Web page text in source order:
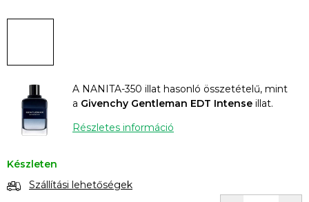
A NANITA-350 illat hasonló összetételű, mint
a Givenchy Gentleman EDT Intense illat.
Részletes információ
Készleten
Szállítási lehetőségek